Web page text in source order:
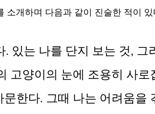
소개하며 다음과 같이 진술한 적이 있
. 있는 나를 단지 보는 것, 그
고양이의 눈에 조용히 사로
한다. 그때 나는 어려움을